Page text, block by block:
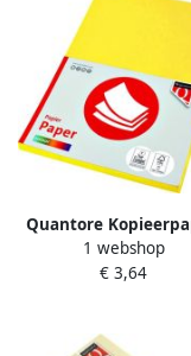
Quantore
Colour A4 160gr geel
1 webshop
€ 3,64